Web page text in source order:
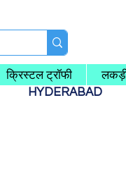
क्रिस्टल ट्रॉफी
HYDERABAD